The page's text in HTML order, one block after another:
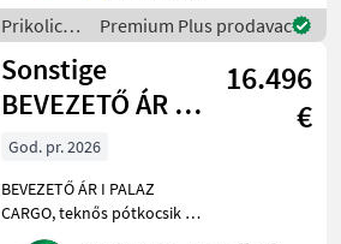
a régió legnagyobb PALAZ
kereskedőitől. Az
Prikolice i
transportna
vozila /
Sonstige
Premium Plus prodavac
Sonstige
BEVEZETŐ ÁR I
PALAZ CARGO,
teknős
pótkocsik I 1
16.496
€
God. pr. 2026
BEVEZETŐ ÁR I PALAZ
CARGO, teknős pótkocsik I
12-18T I 2 tengely Ha PALAZ